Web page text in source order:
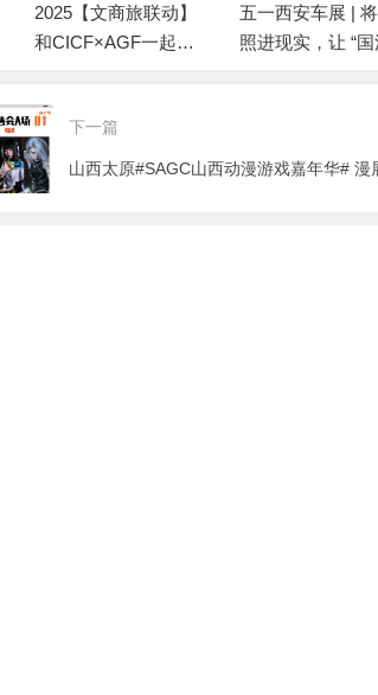
2025【文商旅联动】
和CICF×AGF一起构
园！
五一西安车展 |
照进现实，让 “
下一篇